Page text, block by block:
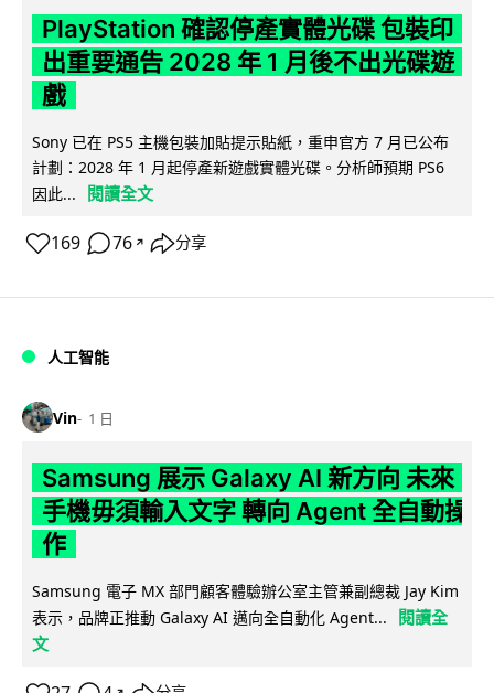
PlayStation 確認停產實體光碟 包裝印
出重要通告 2028 年 1 月後不出光碟遊
戲
Sony 已在 PS5 主機包裝加貼提示貼紙，重申官方 7 月已公布
計劃：2028 年 1 月起停產新遊戲實體光碟。分析師預期 PS6
因此...
閱讀全文
169 76 ↗ 分享
人工智能
Vin 1 日
Samsung 展示 Galaxy AI 新方向 未來
手機毋須輸入文字 轉向 Agent 全自動操
作
Samsung 電子 MX 部門顧客體驗辦公室主管兼副總裁 Jay Kim
表示，品牌正推動 Galaxy AI 邁向全自動化 Agent...
閱讀全
文